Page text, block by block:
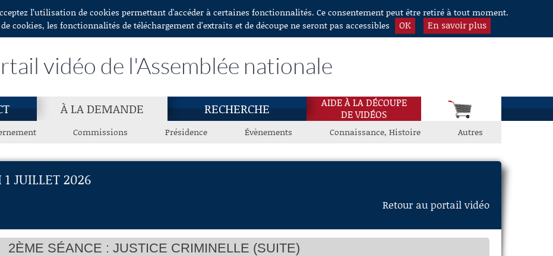
l’utilisation de cookies permettant d'accéder à certaines fonctionnalités. Ce consentement peut être retiré à tout moment.
cookies, les fonctionnalités de téléchargement d’extraits et de découpe ne seront pas accessibles
OK En savoir plus
vidéo de l'Assemblée nationale
À LA DEMANDE RECHERCHE
AIDE À LA DÉCOUPE
DE VIDÉOS
Commissions Présidence Évènements Connaissance, Histoire Autres
JUILLET 2026
Retour au portail vidéo
2ÈME SÉANCE : JUSTICE CRIMINELLE (SUITE)